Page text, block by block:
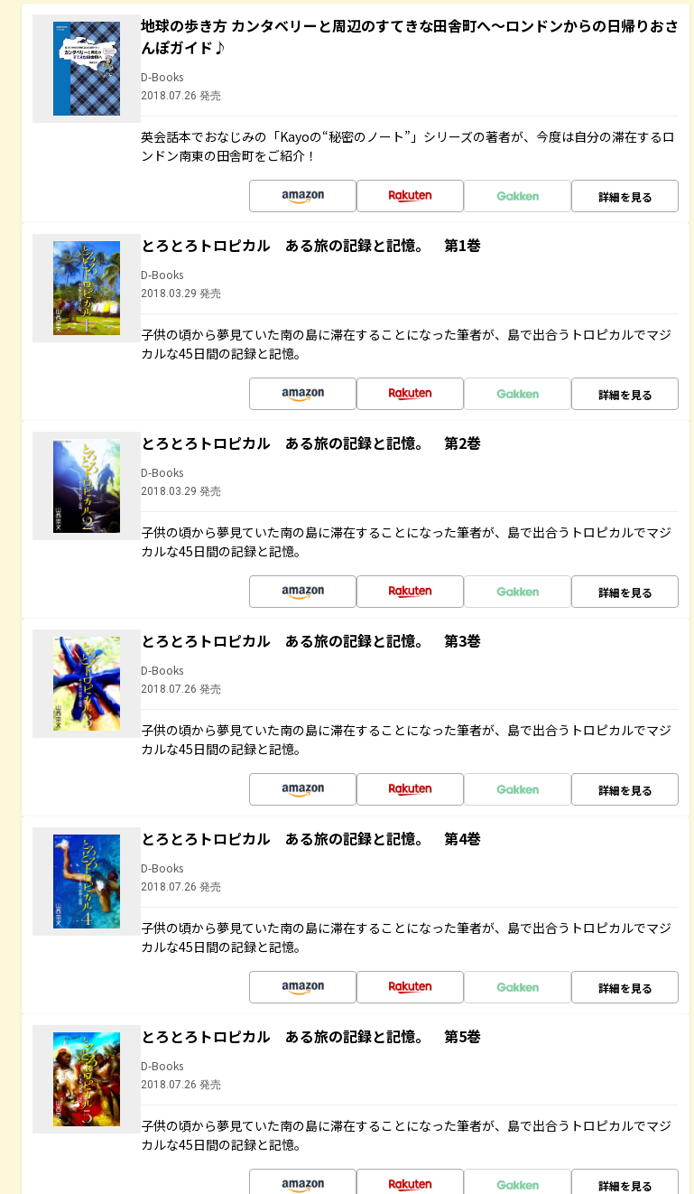
地球の歩き方 カンタベリーと周辺のすてきな田舎町へ～ロンドンからの日帰りおさ
んぽガイド♪
D-Books
2018.07.26 発売
英会話本でおなじみの「Kayoの“秘密のノート”」シリーズの著者が、今度は自分の滞在するロ
ンドン南東の田舎町をご紹介！
詳細を見る
とろとろトロピカル ある旅の記録と記憶。 第1巻
D-Books
2018.03.29 発売
子供の頃から夢見ていた南の島に滞在することになった筆者が、島で出合うトロピカルでマジ
カルな45日間の記録と記憶。
詳細を見る
とろとろトロピカル ある旅の記録と記憶。 第2巻
D-Books
2018.03.29 発売
子供の頃から夢見ていた南の島に滞在することになった筆者が、島で出合うトロピカルでマジ
カルな45日間の記録と記憶。
詳細を見る
とろとろトロピカル ある旅の記録と記憶。 第3巻
D-Books
2018.07.26 発売
子供の頃から夢見ていた南の島に滞在することになった筆者が、島で出合うトロピカルでマジ
カルな45日間の記録と記憶。
詳細を見る
とろとろトロピカル ある旅の記録と記憶。 第4巻
D-Books
2018.07.26 発売
子供の頃から夢見ていた南の島に滞在することになった筆者が、島で出合うトロピカルでマジ
カルな45日間の記録と記憶。
詳細を見る
とろとろトロピカル ある旅の記録と記憶。 第5巻
D-Books
2018.07.26 発売
子供の頃から夢見ていた南の島に滞在することになった筆者が、島で出合うトロピカルでマジ
カルな45日間の記録と記憶。
詳細を見る